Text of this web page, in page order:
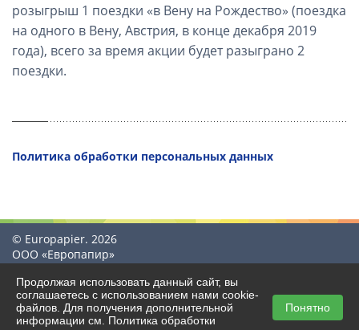
розыгрыш 1 поездки «в Вену на Рождество» (поездка
на одного в Вену, Австрия, в конце декабря 2019
года), всего за время акции будет разыграно 2
поездки.
Политика обработки персональных данных
© Europapier. 2026
ООО «Европапир»
Создание сайта
Продолжая использовать данный сайт, вы
соглашаетесь с использованием нами cookie-
файлов. Для получения дополнительной
информации см. Политика обработки
Понятно